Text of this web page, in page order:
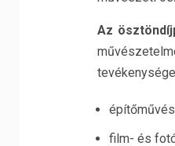
Az
film- és